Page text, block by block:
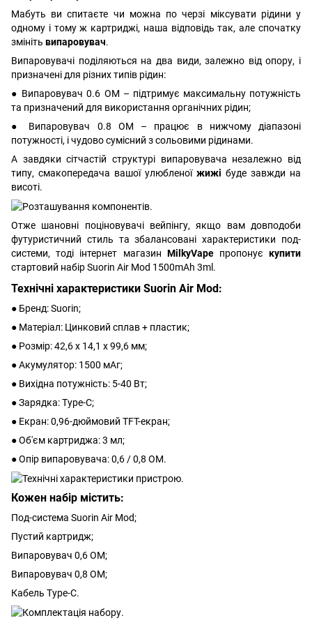
Мабуть ви спитаєте чи можна по черзі міксувати рідини у
одному і тому ж картриджі, наша відповідь так, але спочатку
змініть випаровувач.
Випаровувачі поділяються на два види, залежно від опору, і
призначені для різних типів рідин:
● Випаровувач 0.6 ОМ – підтримує максимальну потужність
та призначений для використання органічних рідин;
● Випаровувач 0.8 ОМ – працює в нижчому діапазоні
потужності, і чудово сумісний з сольовими рідинами.
А завдяки сітчастій структурі випаровувача незалежно від
типу, смакопередача вашої улюбленої жижі буде завжди на
висоті.
Отже шановні поціновувачі вейпінгу, якщо вам довподоби
футуристичний стиль та збалансовані характеристики под-
системи, тоді інтернет магазин MilkyVape пропонуєкупити
стартовий набір Suorin Air Mod 1500mAh 3ml.
Технічні характеристики Suorin Air Mod:
● Бренд: Suorin;
● Матеріал: Цинковий сплав + пластик;
● Розмір: 42,6 x 14,1 x 99,6 мм;
● Акумулятор: 1500 мАг;
● Вихідна потужність: 5-40 Вт;
● Зарядка: Type-C;
● Екран: 0,96-дюймовий TFT-екран;
● Об'єм картриджа: 3 мл;
● Опір випаровувача: 0,6 / 0,8 ОМ.
Кожен набір містить:
Под-система Suorin Air Mod;
Пустий картридж;
Випаровувач 0,6 ОМ;
Випаровувач 0,8 ОМ;
Кабель Type-C.